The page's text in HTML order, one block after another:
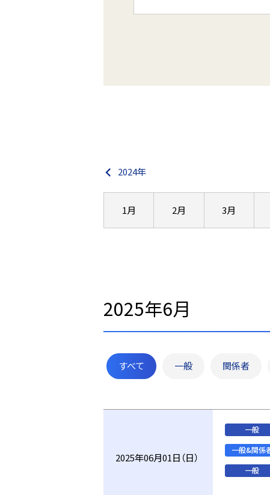
2024年
1月 2月 3月
2025年6月
すべて 一般 関係者
2025年06月01日（日）
一般
一般&関係
一般